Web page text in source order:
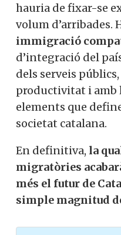
hauria de fixar-se
volum d’arribades.
immigració
d’integració del
dels serveis
productivitat i amb
elements que
societat catalana.
En definitiva, la
migratòries
més el futur de
simple magnitud